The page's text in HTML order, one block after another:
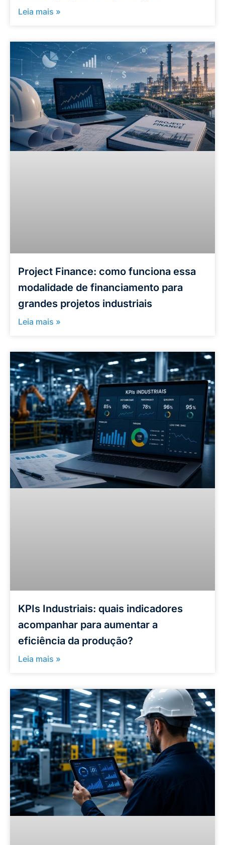
Leia mais »
Project Finance: como funciona essa
modalidade de financiamento para
grandes projetos industriais
Leia mais »
KPIs Industriais: quais indicadores
acompanhar para aumentar a
eficiência da produção?
Leia mais »